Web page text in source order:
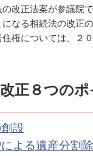
改正法案が参議院
なる相続法の改正
権については、２
正８つのポ
設
よる遺産分割